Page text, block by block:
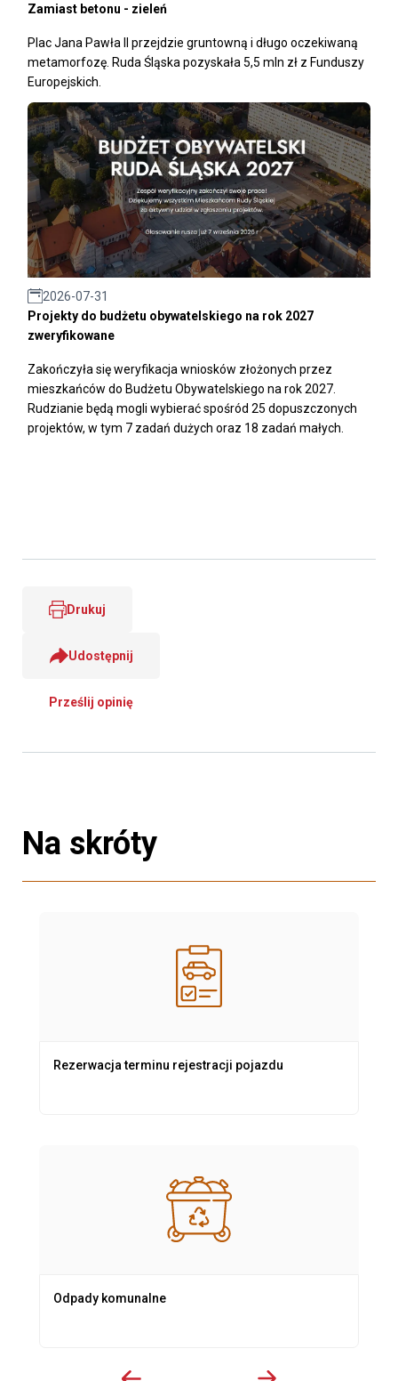
Zamiast betonu - zieleń
Plac Jana Pawła II przejdzie gruntowną i długo oczekiwaną
metamorfozę. Ruda Śląska pozyskała 5,5 mln zł z Funduszy
Europejskich.
2026-07-31
Projekty do budżetu obywatelskiego na rok 2027
zweryfikowane
Zakończyła się weryfikacja wniosków złożonych przez
mieszkańców do Budżetu Obywatelskiego na rok 2027.
Rudzianie będą mogli wybierać spośród 25 dopuszczonych
projektów, w tym 7 zadań dużych oraz 18 zadań małych.
Drukuj
Udostępnij
Prześlij opinię
Na skróty
Rezerwacja terminu rejestracji pojazdu
Odpady komunalne